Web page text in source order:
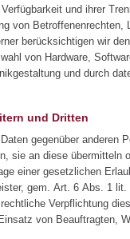
und ihrer
von Betroffenenrechten,
berücksichtigen wir
von Hardware,
und durch
und Dritten
gegenüber anderen
sie an diese übermitteln
einer gesetzlichen
gem. Art. 6 Abs. 1
Verpflichtung
von Beauftragten,